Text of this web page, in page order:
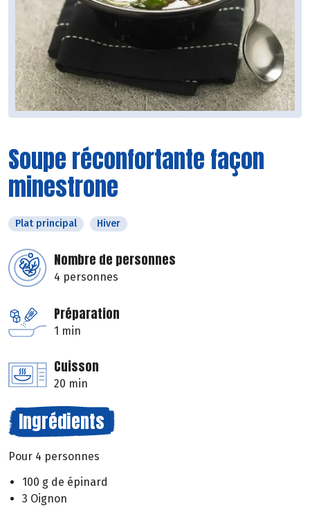
Soupe réconfortante façon
minestrone
Plat principal Hiver
Nombre de personnes
4 personnes
Préparation
1 min
Cuisson
20 min
Ingrédients
Pour 4 personnes
100 g de épinard
3 Oignon